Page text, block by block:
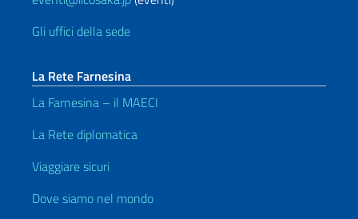
Gli uffici della sede
La Rete Farnesina
La Farnesina – il MAECI
La Rete diplomatica
Viaggiare sicuri
Dove siamo nel mondo